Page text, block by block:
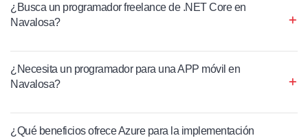
¿Busca un programador freelance de .NET Core en
Navalosa?
¿Necesita un programador para una APP móvil en
Navalosa?
¿Qué beneficios ofrece Azure para la implementación